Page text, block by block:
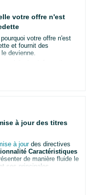
votre offre n'est
votre offre n'est
et fournit des
devienne.
les informations
portant notamment
et la gestion des stocks,
votre offre n'est pas
les modifications
recommander des
tels que des écarts
des informations
liés aux offres,
résoudre.
de
puisse devenir l'offre
à jour des titres
à jourdes directives
Caractéristiques
de manière fluide le
ses principales
des questions fréquentes